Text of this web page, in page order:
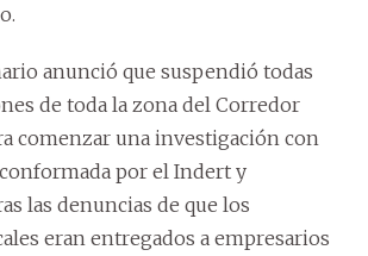
anunció que suspendió todas
de toda la zona del Corredor
comenzar una investigación con
por el Indert y
las denuncias de que los
eran entregados a empresarios